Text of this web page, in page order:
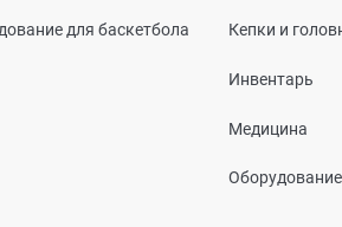
для баскетбола Кепки и
Инвентарь
Медицина
Оборудование